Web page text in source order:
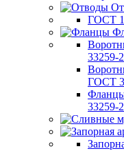
ГОСТ
33259-
ГОСТ
33259-